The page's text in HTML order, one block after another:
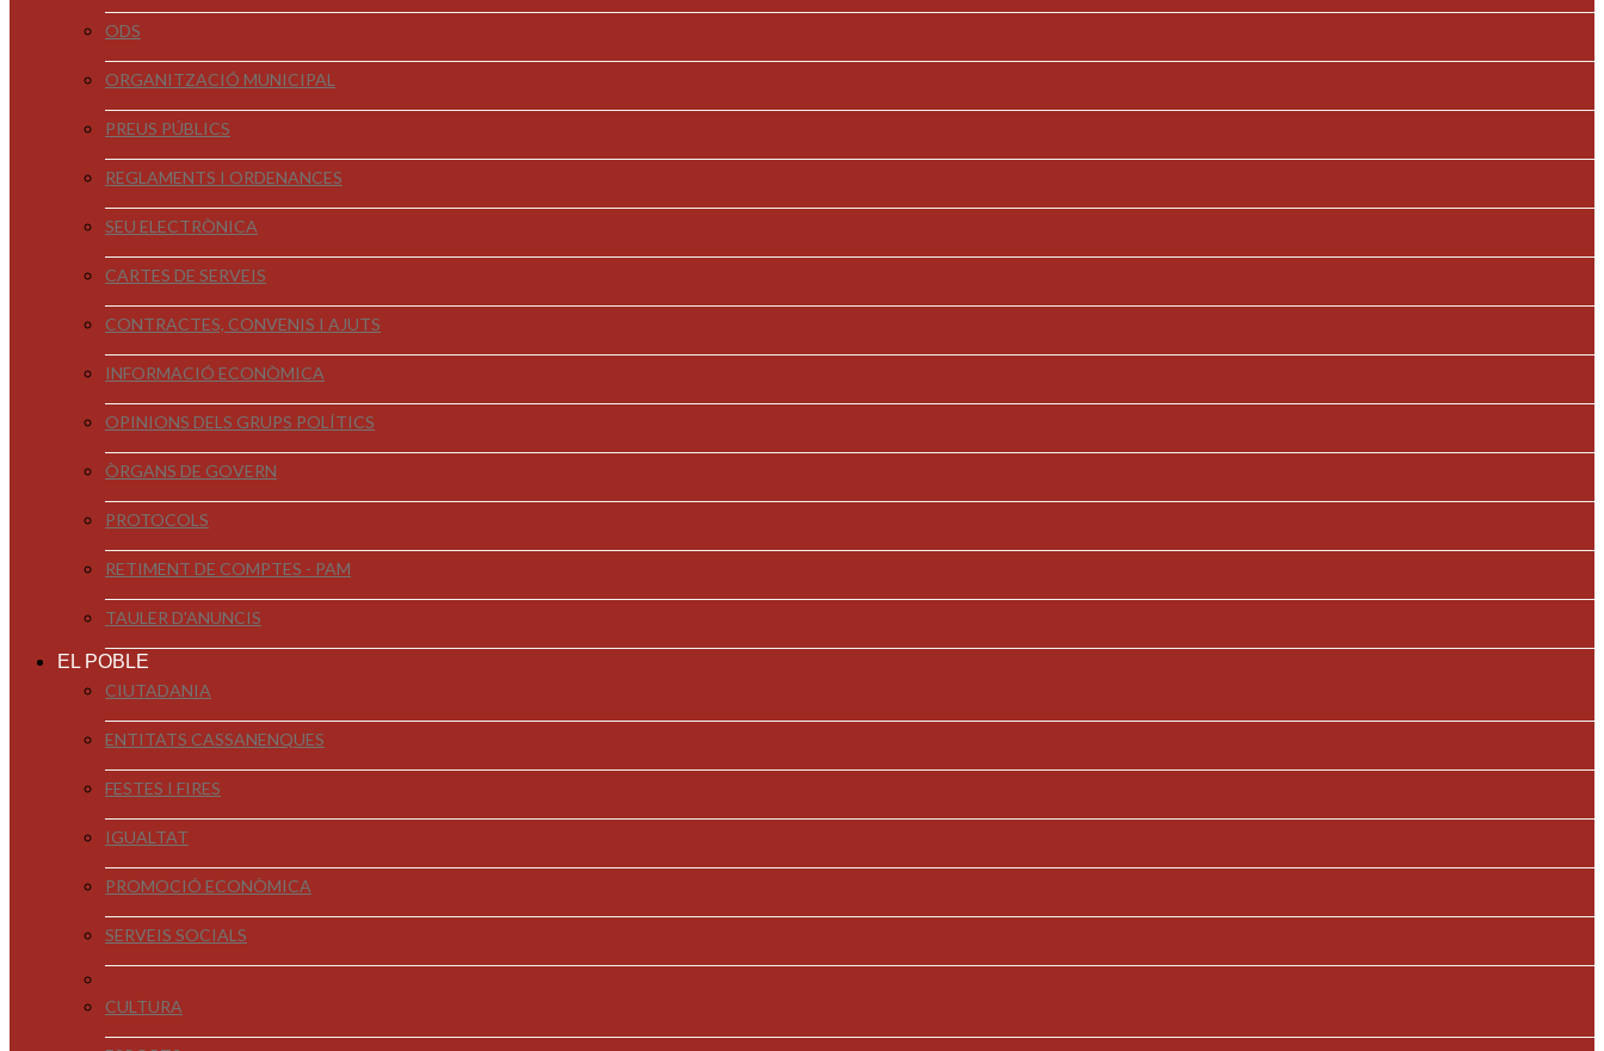
ODS
ORGANITZACIÓ MUNICIPAL
PREUS PÚBLICS
REGLAMENTS I ORDENANCES
SEU ELECTRÒNICA
CARTES DE SERVEIS
CONTRACTES, CONVENIS I AJUTS
INFORMACIÓ ECONÒMICA
OPINIONS DELS GRUPS POLÍTICS
ÒRGANS DE GOVERN
PROTOCOLS
RETIMENT DE COMPTES - PAM
TAULER D'ANUNCIS
EL POBLE
CIUTADANIA
ENTITATS CASSANENQUES
FESTES I FIRES
IGUALTAT
PROMOCIÓ ECONÒMICA
SERVEIS SOCIALS
CULTURA